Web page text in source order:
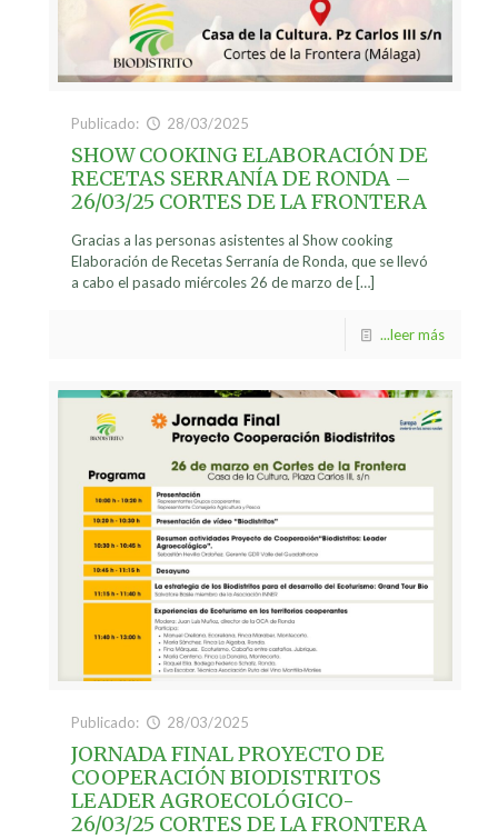
Publicado: 28/03/2025
SHOW COOKING ELABORACIÓN DE
RECETAS SERRANÍA DE RONDA –
26/03/25 CORTES DE LA FRONTERA
Gracias a las personas asistentes al Show cooking
Elaboración de Recetas Serranía de Ronda, que se llevó
a cabo el pasado miércoles 26 de marzo de […]
...leer más
Publicado: 28/03/2025
JORNADA FINAL PROYECTO DE
COOPERACIÓN BIODISTRITOS
LEADER AGROECOLÓGICO-
26/03/25 CORTES DE LA FRONTERA